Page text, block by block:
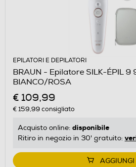
EPILATORI E DEPILATORI
BRAUN - Epilatore SILK-ÉPIL
BIANCO/ROSA
€ 109,99
€ 159,99 consigliato
Acquisto online: disponibile
Ritiro in negozio in 30' gratuito:
AGGIUNGI